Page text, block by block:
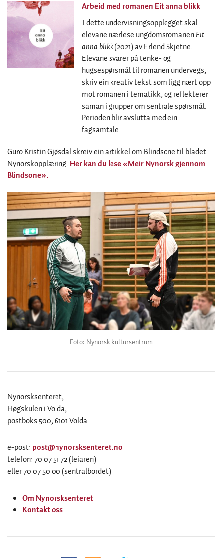
Arbeid med romanen Eit anna blikk
I dette undervisningsopplegget skal
elevane nærlese ungdomsromanenEit
anna blikk(2021) av Erlend Skjetne.
Elevane svarer på tenke- og
hugsespørsmål til romanen undervegs,
skriv ein kreativ tekst som ligg nært opp
mot romanen i tematikk, og reflekterer
saman i grupper om sentrale spørsmål.
Perioden blir avslutta med ein
fagsamtale.
Guro Kristin Gjøsdal skreiv ein artikkel om Blindsone til bladet
Nynorskopplæring. Her kan du lese «Meir Nynorsk gjennom
Blindsone».
Foto: Nynorsk kultursentrum
Nynorsksenteret,
Høgskulen i Volda,
postboks 500, 6101 Volda
e-post: post@nynorsksenteret.no
telefon: 70 07 51 72 (leiaren)
eller 70 07 50 00 (sentralbordet)
Om Nynorsksenteret
Kontakt oss